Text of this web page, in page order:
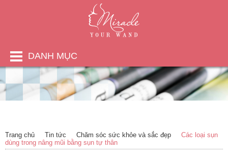
DANH MỤC
Trang chủ Tin tức Chăm sóc sức khỏe và sắc đẹp
Các loại sụn
dùng trong nâng mũi bằng sụn tự thân